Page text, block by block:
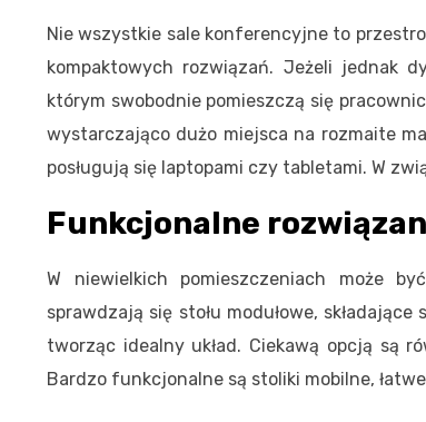
Nie wszystkie sale konferencyjne to
kompaktowych rozwiązań. Jeżeli jednak
którym swobodnie pomieszczą się
wystarczająco dużo miejsca na rozmaite
posługują się laptopami czy tabletami. W
Funkcjonalne
W niewielkich pomieszczeniach może
sprawdzają się stołu modułowe,
tworząc idealny układ. Ciekawą opcją są
Bardzo funkcjonalne są stoliki mobilne,